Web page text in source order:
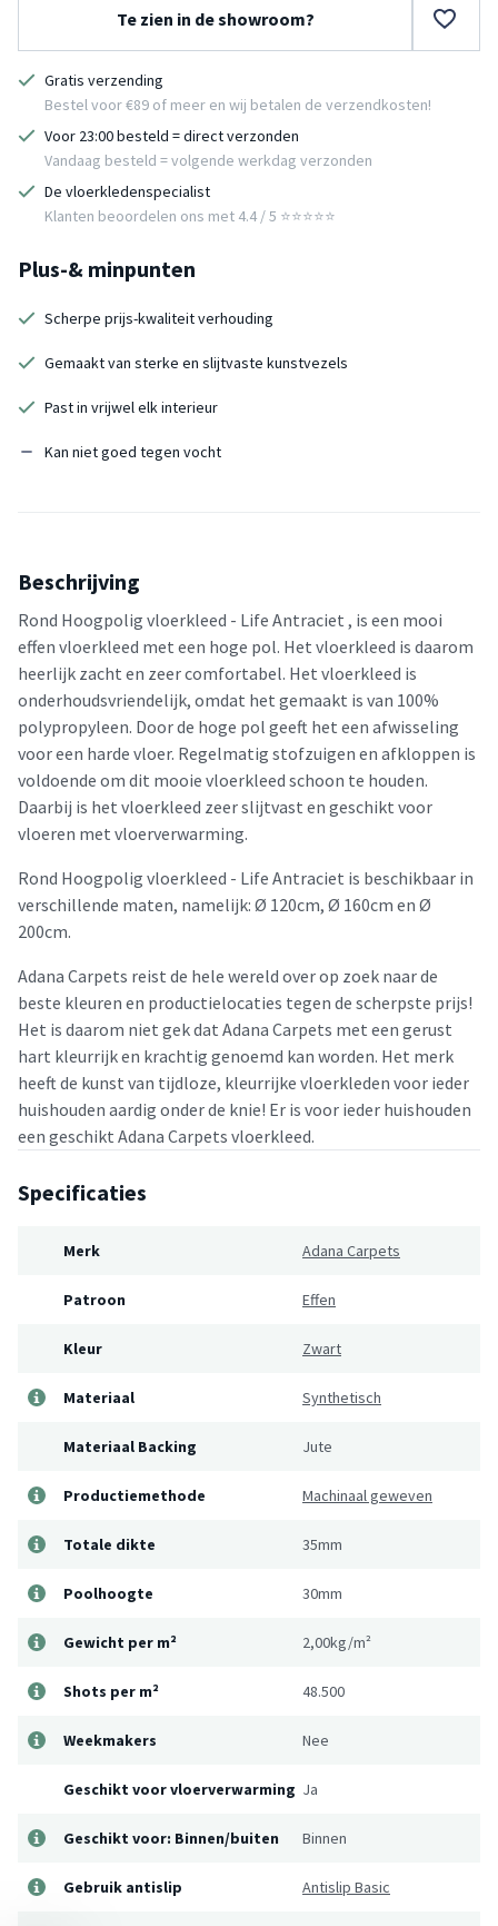
Te zien in de showroom?
Gratis verzending
Bestel voor €89 of meer en wij betalen de verzendkosten!
Voor 23:00 besteld = direct verzonden
Vandaag besteld = volgende werkdag verzonden
De vloerkledenspecialist
Klanten beoordelen ons met 4.4 / 5 ⭐⭐⭐⭐⭐
Plus-& minpunten
Scherpe prijs-kwaliteit verhouding
Gemaakt van sterke en slijtvaste kunstvezels
Past in vrijwel elk interieur
Kan niet goed tegen vocht
Beschrijving
Rond Hoogpolig vloerkleed - Life Antraciet , is een mooi
effen vloerkleed met een hoge pol. Het vloerkleed is daarom
heerlijk zacht en zeer comfortabel. Het vloerkleed is
onderhoudsvriendelijk, omdat het gemaakt is van 100%
polypropyleen. Door de hoge pol geeft het een afwisseling
voor een harde vloer. Regelmatig stofzuigen en afkloppen is
voldoende om dit mooie vloerkleed schoon te houden.
Daarbij is het vloerkleed zeer slijtvast en geschikt voor
vloeren met vloerverwarming.
Rond Hoogpolig vloerkleed - Life Antraciet is beschikbaar in
verschillende maten, namelijk: Ø 120cm, Ø 160cm en Ø
200cm.
Adana Carpets reist de hele wereld over op zoek naar de
beste kleuren en productielocaties tegen de scherpste prijs!
Het is daarom niet gek dat Adana Carpets met een gerust
hart kleurrijk en krachtig genoemd kan worden. Het merk
heeft de kunst van tijdloze, kleurrijke vloerkleden voor ieder
huishouden aardig onder de knie! Er is voor ieder huishouden
een geschikt Adana Carpets vloerkleed.
Specificaties
Merk Adana Carpets
Patroon Effen
Kleur Zwart
Materiaal Synthetisch
Materiaal Backing Jute
Productiemethode Machinaal geweven
Totale dikte 35mm
Poolhoogte 30mm
Gewicht per m² 2,00kg/m²
Shots per m² 48.500
Weekmakers Nee
Geschikt voor vloerverwarming Ja
Geschikt voor: Binnen/buiten Binnen
Gebruik antislip Antislip Basic